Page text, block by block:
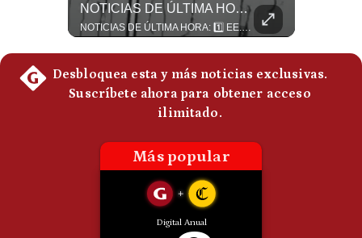
NOTICIAS DE ÚLTIMA HORA: EE.UU. Se Queda Sin Misiles En Medio Oriente
NOTICIAS DE ÚLTIMA HORA: 1️⃣ EE.UU.: Habría gastado casi el 80% de sus misiles más avanzados (THAAD), un factor clave en las decisiones de Donald Trump frente a Irán. 2️⃣ Argentina y Brasil: Tensión diplomática escala; Brasil solicita el regreso del embajador argentino tras fuertes declaraciones de Javier Milei. 3️⃣ México: Asesinan al influencer César Gastélum a balazos durante una transmisión en vivo en Culiacán, Sinaloa. 4️⃣ Alemania: Ataque con dron explosivo obliga a suspender el aeropuerto de Leipzig, punto logístico clave de la OTAN para enviar material a Ucrania. ¿Qué noticia te parece la más impactante del día? ¡Te leo en los comentarios! 👇 #EEUU #JavierMilei #CesarGastelum #Alemania #Noticias #UltimaHora #NoticiasDelDia 🚀 ¿Quieres entender el mundo sin ruido? Únete a nuestra comunidad y forma parte del cambio. #GestiónNewsroomLive #NoticiasGlobales #AnálisisGeopolítico #EconomíaMundial #IA #Geopolítica #LatinosEnUSA #NoticiasEnEspañol 👉 Suscríbete y activa la campana para no perderte nuestro análisis diario. 🌎 Síguenos en nuestras redes sociales: 📌 Web oficial: https://gestion.pe/mundo/ 📌 LinkedIn: http://bit.ly/3HYIET0 📌 X (Twitter): http://bit.ly/4noZtX9 📌 TikTok: http://bit.ly/4evB6TO